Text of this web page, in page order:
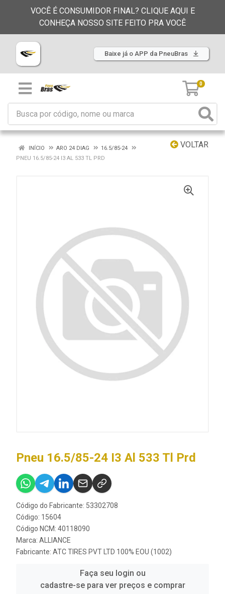
VOCÊ É CONSUMIDOR FINAL? CLIQUE AQUI E
CONHEÇA NOSSO SITE FEITO PRA VOCÊ
Baixe já o APP da PneuBras
0
VOLTAR
INÍCIO ARO 24 DIAG
16.5/85-24
PNEU 16.5/85-24 I3 AL 533 TL PRD
Pneu 16.5/85-24 I3 Al 533 Tl Prd
Código do Fabricante: 53302708
Código: 15604
Código NCM: 40118090
Marca: ALLIANCE
Fabricante: ATC TIRES PVT LTD 100% EOU (1002)
Faça seu login ou
cadastre-se para ver preços e comprar